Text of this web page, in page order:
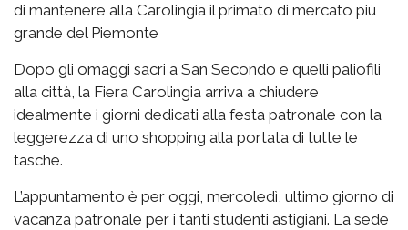
di mantenere alla Carolingia il primato di mercato più
grande del Piemonte
Dopo gli omaggi sacri a San Secondo e quelli paliofili
alla città, la Fiera Carolingia arriva a chiudere
idealmente i giorni dedicati alla festa patronale con la
leggerezza di uno shopping alla portata di tutte le
tasche.
L’appuntamento è per oggi, mercoledì, ultimo giorno di
vacanza patronale per i tanti studenti astigiani. La sede